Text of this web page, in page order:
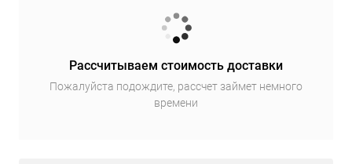
Рассчитываем стоимость доставки
Пожалуйста подождите, рассчет займет немного
времени